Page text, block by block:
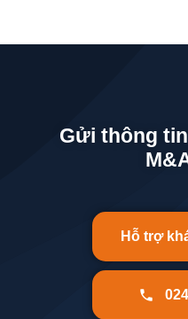
Gửi thông
Hỗ trợ